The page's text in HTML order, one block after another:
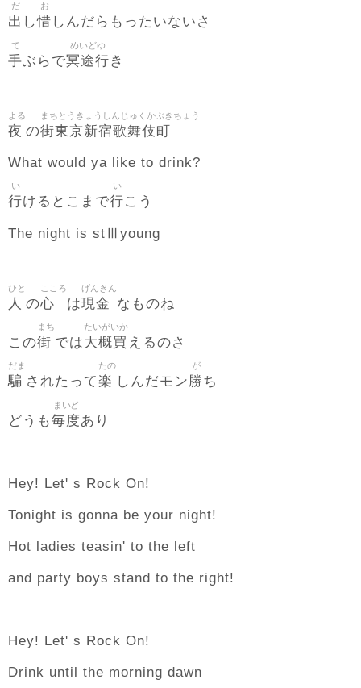
出
だ
し惜
お
しんだらもったいないさ
手
て
ぶらで冥途行
めいどゆ
き
夜
よる
の街東京新宿歌舞伎町
まちとうきょうしんじゅくかぶきちょう
What would ya like to drink?
行
い
けるとこまで行
い
こう
The night is stⅢyoung
人
ひと
の心
こころ
は現金
げんきん
なものね
この街
まち
では大概買
たいがいか
えるのさ
騙
だま
されたって 楽
たの
しんだモン勝
が
ち
どうも毎度
まいど
あり
Hey! Let' s Rock On!
Tonight is gonna be your night!
Hot ladies teasin' to the left
and party boys stand to the right!
Hey! Let' s Rock On!
Drink until the morning dawn